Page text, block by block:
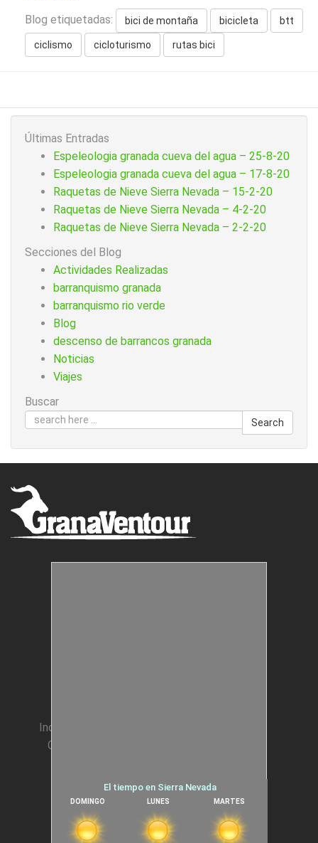
Blog etiquetadas: bici de montaña bicicleta btt
ciclismo cicloturismo rutas bici
Últimas Entradas
Espeleologia granada cueva del agua – 25-8-20
Espeleologia granada cueva del agua – 17-8-20
Raquetas de Nieve Sierra Nevada – 15-2-20
Raquetas de Nieve Sierra Nevada – 4-2-20
Raquetas de Nieve Sierra Nevada – 2-2-20
Secciones del Blog
Actividades Realizadas
barranquismo granada
barranquismo rio verde
Blog
descenso de barrancos granada
Noticias
Viajes
Buscar
Search
Incentivos para Empresas
Condiciones generales